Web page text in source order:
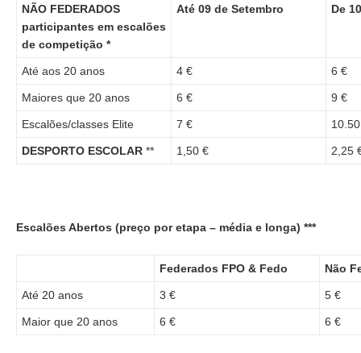
NÃO FEDERADOS
participantes em escalões
de competição *
Até 09 de Setembro De
Até aos 20 anos 4 € 6 €
Maiores que 20 anos 6 € 9 €
Escalões/classes Elite 7 €
DESPORTO ESCOLAR** 1,50 € 2,25
Escalões Abertos (preço por etapa – média e longa) ***
Federados FPO & Fedo Não
Até 20 anos 3 € 5 €
Maior que 20 anos 6 € 6 €